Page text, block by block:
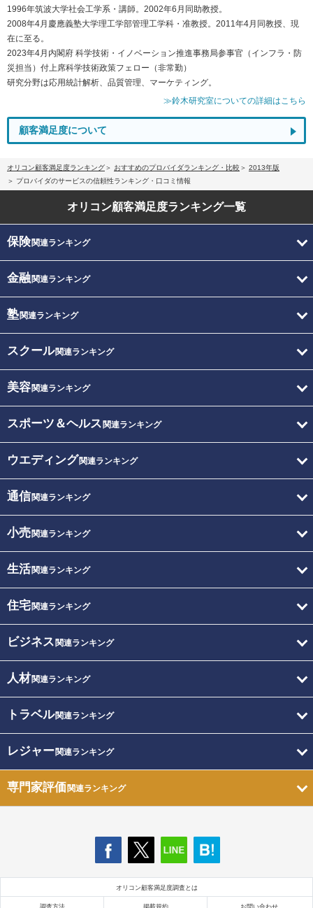
1996年筑波大学社会工学系・講師。2002年6月同助教授。
2008年4月慶應義塾大学理工学部管理工学科・准教授。2011年4月同教授、現
在に至る。
2023年4月内閣府 科学技術・イノベーション推進事務局参事官（インフラ・防
災担当）付上席科学技術政策フェロー（非常勤）
研究分野は応用統計解析、品質管理、マーケティング。
≫鈴木研究室についての詳細はこちら
顧客満足度について
オリコン顧客満足度ランキング おすすめのプロバイダランキング・比較
2013年版
プロバイダのサービスの信頼性ランキング・口コミ情報
オリコン顧客満足度ランキング一覧
保険関連ランキング
金融関連ランキング
塾関連ランキング
スクール関連ランキング
美容関連ランキング
スポーツ＆ヘルス 関連ランキング
ウエディング関連ランキング
通信関連ランキング
小売関連ランキング
生活関連ランキング
住宅関連ランキング
ビジネス 関連ランキング
人材関連ランキング
トラベル関連ランキング
レジャー関連ランキング
専門家評価関連ランキング
オリコン顧客満足度調査とは
調査方法 掲載規約 お問い合わせ